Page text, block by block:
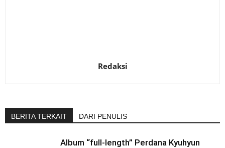
Redaksi
BERITA TERKAIT DARI PENULIS
Album “full-length” Perdana Kyuhyun